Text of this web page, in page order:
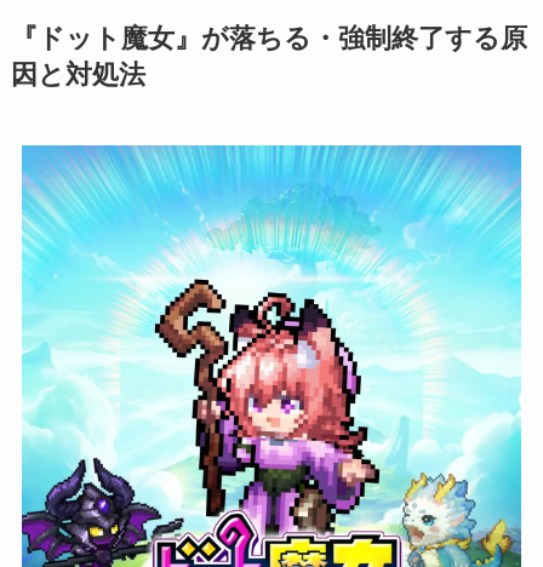
『ドット魔女』が落ちる・強制終了する原
因と対処法